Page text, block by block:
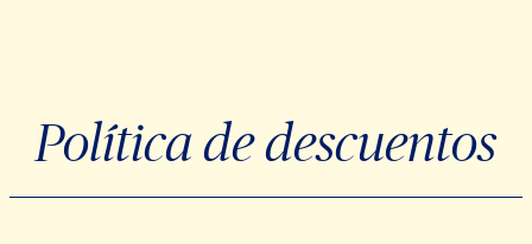
Política de descuentos